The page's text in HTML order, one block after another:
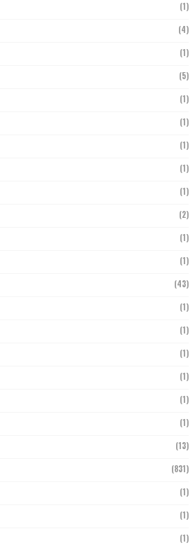
(1)
(4)
(1)
(5)
(1)
(1)
(1)
(1)
(1)
(2)
(1)
(1)
(43)
(1)
(1)
(1)
(1)
(1)
(1)
(13)
(831)
(1)
(1)
(1)